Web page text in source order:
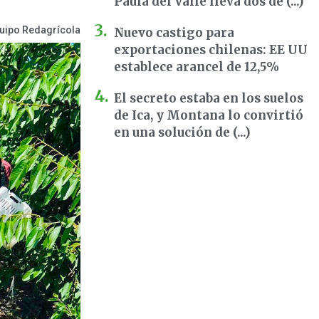
Redagrícola
Nuevo castigo para
exportaciones chilenas: EE UU
establece arancel de 12,5%
El secreto estaba en los suelos
de Ica, y Montana lo convirtió
en una solución de (...)